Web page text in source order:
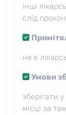
інші
слід
не є
Умови
зберігати
місці за